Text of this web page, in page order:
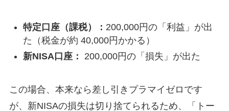
特定口座（課税）： 200,000円の「利益」が出
た（税金が約 40,000円かかる）
新NISA口座：
200,000円の「損失」が出た
この場合、本来なら差し引きプラマイゼロです
が、新NISAの損失は切り捨てられるため、「トー